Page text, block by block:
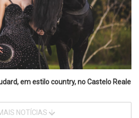
em estilo country, no Castelo Reale
NOTÍCIAS